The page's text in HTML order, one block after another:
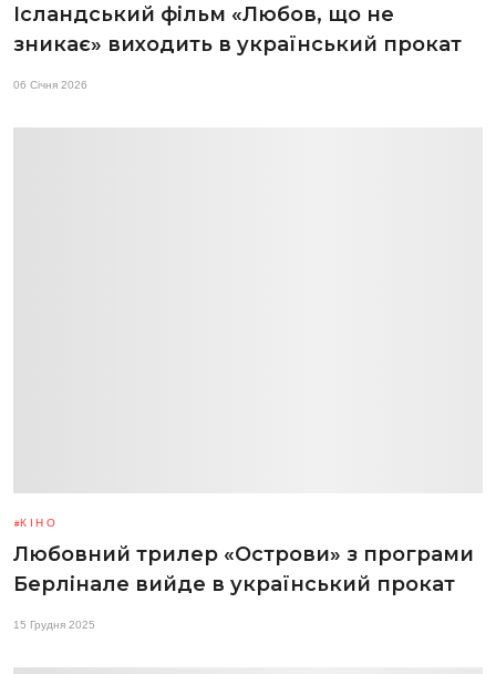
Ісландський фільм «Любов, що не
зникає» виходить в український прокат
06 Січня 2026
КІНО
Любовний трилер «Острови» з програми
Берлінале вийде в український прокат
15 Грудня 2025